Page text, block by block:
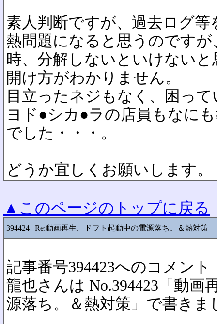
素人判断ですが、過去ログ等
熱問題になると思うのです
時、分解しないといけない
開け方がわかりません。
目立ったネジもなく、困っ
ヨド●シカ●ラの店員もなに
でした・・・。
どうか宜しくお願いします。
▲このページのトップに戻る
394424 Re:動画再生、ドフト起動中の電源落ち。＆熱対策
記事番号394423へのコメント
龍也さんは No.394423「動画
源落ち。＆熱対策」で書きま